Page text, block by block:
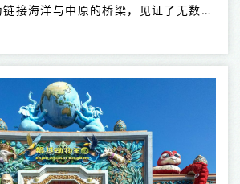
接海洋与中原的桥梁，见证了无数个
此周年庆之际，郑州海昌以一场充满
篇章。 海陆空全域献礼，温
当日，郑州海昌以一场别开生面的“海
仪式，将周年氛围拉满。千余名与郑
“寿星”欢聚一堂，共赴一场独特的海洋
动现场亮点纷呈：海底，全新打卡地标
的环绕中惊艳亮相；陆地，兽装炫舞欢